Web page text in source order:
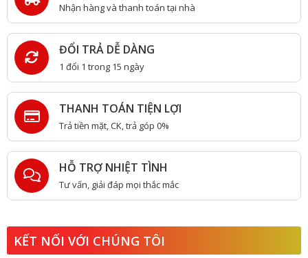
Nhận hàng và thanh toán tại nhà
ĐỔI TRẢ DỄ DÀNG
1 đổi 1 trong 15 ngày
THANH TOÁN TIỆN LỢI
Trả tiền mặt, CK, trả góp 0%
HỖ TRỢ NHIỆT TÌNH
Tư vấn, giải đáp mọi thắc mắc
KẾT NỐI VỚI CHÚNG TÔI